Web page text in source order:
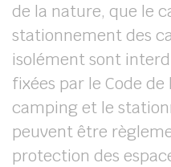
de la nature, que le
stationnement des
isolément sont
fixées par le Code
camping et le
peuvent être
protection des